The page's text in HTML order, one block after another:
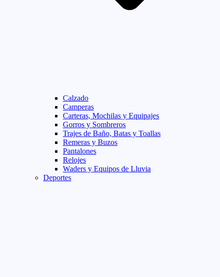
Calzado
Camperas
Carteras, Mochilas y Equipajes
Gorros y Sombreros
Trajes de Baño, Batas y Toallas
Remeras y Buzos
Pantalones
Relojes
Waders y Equipos de Lluvia
Deportes